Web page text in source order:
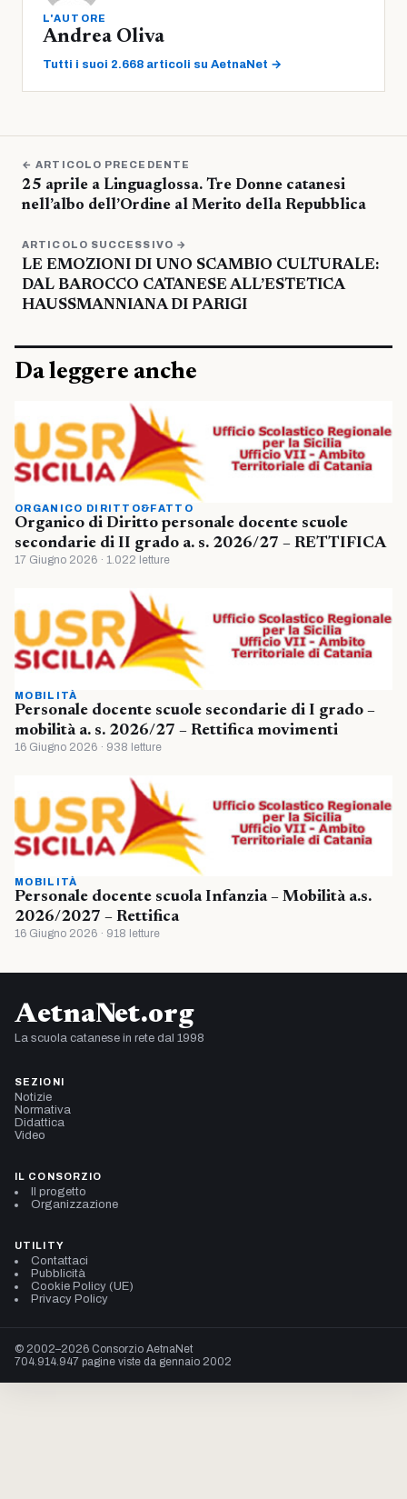
L'AUTORE
Andrea Oliva
Tutti i suoi 2.668 articoli su AetnaNet →
← ARTICOLO PRECEDENTE
25 aprile a Linguaglossa. Tre Donne catanesi
nell’albo dell’Ordine al Merito della Repubblica
ARTICOLO SUCCESSIVO →
LE EMOZIONI DI UNO SCAMBIO CULTURALE:
DAL BAROCCO CATANESE ALL’ESTETICA
HAUSSMANNIANA DI PARIGI
Da leggere anche
ORGANICO DIRITTO&FATTO
Organico di Diritto personale docente scuole
secondarie di II grado a. s. 2026/27 – RETTIFICA
17 Giugno 2026 · 1.022 letture
MOBILITÀ
Personale docente scuole secondarie di I grado –
mobilità a. s. 2026/27 – Rettifica movimenti
16 Giugno 2026 · 938 letture
MOBILITÀ
Personale docente scuola Infanzia – Mobilità a.s.
2026/2027 – Rettifica
16 Giugno 2026 · 918 letture
AetnaNet.org
La scuola catanese in rete dal 1998
SEZIONI
Notizie
Normativa
Didattica
Video
IL CONSORZIO
Il progetto
Organizzazione
UTILITY
Contattaci
Pubblicità
Cookie Policy (UE)
Privacy Policy
© 2002–2026 Consorzio AetnaNet
704.914.947 pagine viste da gennaio 2002